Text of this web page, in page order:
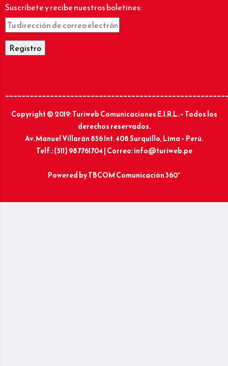
Suscríbete y recibe nuestros boletines:
Copyright © 2019: Turiweb Comunicaciones E.I.R.L. – Todos los
derechos reservados.
Av. Manuel Villarán 856 Int. 408 Surquillo, Lima – Perú.
Telf.: (511) 987761704 | Correo: info@turiweb.pe
Powered byTBCOM Comunicación 360°